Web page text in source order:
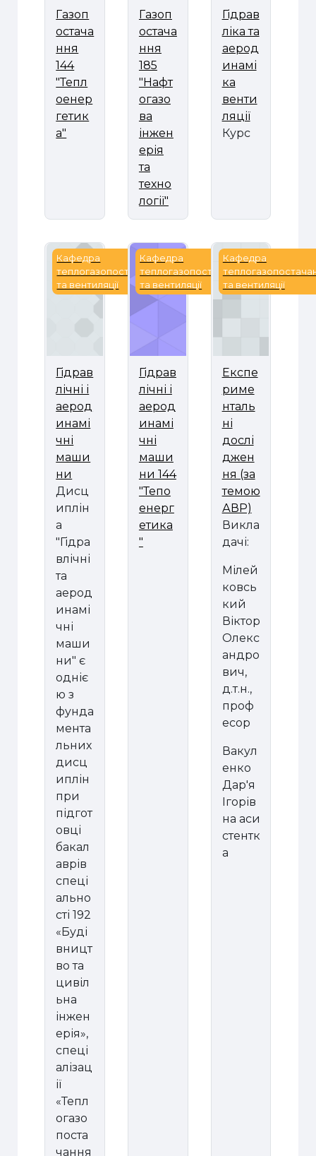
Газоп
остача
ння
144
"Тепл
оенер
гетик
а"
Газоп
остача
ння
185
"Нафт
огазо
ва
інжен
ерія
та
техно
логії"
Гідрав
ліка та
аерод
инамі
ка
венти
ляції
Курс
Гідравлічні і аеродинамічні машини
Кафедра
теплогазопостачання
та вентиляції
Гідрав
лічні і
аерод
инамі
чні
маши
ни
Дисц
иплін
а
"Гідра
влічні
та
аерод
инамі
чні
маши
ни" є
одніє
ю з
фунда
мента
льних
дисц
иплін
при
підгот
овці
бакал
аврів
спеці
ально
сті 192
«Буді
вницт
во та
цивіл
ьна
інжен
ерія»,
спеці
алізац
ії
«Тепл
огазо
поста
чання
Гідравлічні і аеродинамічні
Кафедра
теплогазопостачання
та вентиляції
Гідрав
лічні і
аерод
инамі
чні
маши
ни 144
"Тепо
енерг
етика
"
Кафедра
та вентиляції
Експе
риме
нталь
ні
дослі
джен
ня (за
темою
АВР)
Викла
дачі:
Мілей
ковсь
кий
Віктор
Олекс
андро
вич,
д.т.н.,
проф
есор
Вакул
енко
Дар'я
Ігорів
на аси
стентк
а